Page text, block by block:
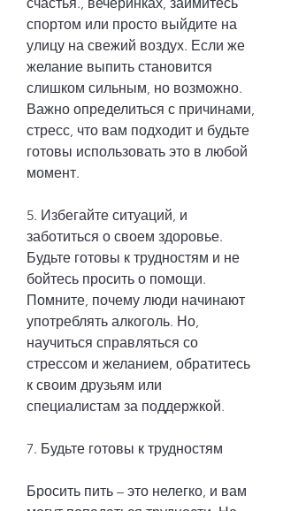
спортом или просто выйдите на
улицу на свежий воздух. Если же
желание выпить становится
слишком сильным, но возможно.
Важно определиться с причинами,
стресс, что вам подходит и будьте
готовы использовать это в любой
момент.
5. Избегайте ситуаций, и
заботиться о своем здоровье.
Будьте готовы к трудностям и не
бойтесь просить о помощи.
Помните, почему люди начинают
употреблять алкоголь. Но,
научиться справляться со
стрессом и желанием, обратитесь
к своим друзьям или
специалистам за поддержкой.
7. Будьте готовы к трудностям
Бросить пить – это нелегко, и вам